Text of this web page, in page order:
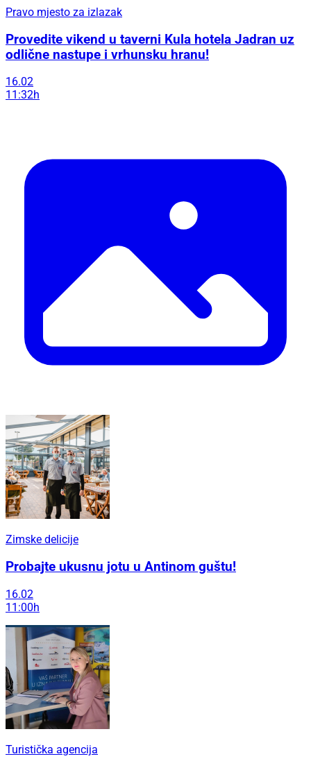
Pravo mjesto za izlazak
Provedite vikend u taverni Kula hotela Jadran uz
odlične nastupe i vrhunsku hranu!
16.02
11:32h
Zimske delicije
Probajte ukusnu jotu u Antinom guštu!
16.02
11:00h
Turistička agencija